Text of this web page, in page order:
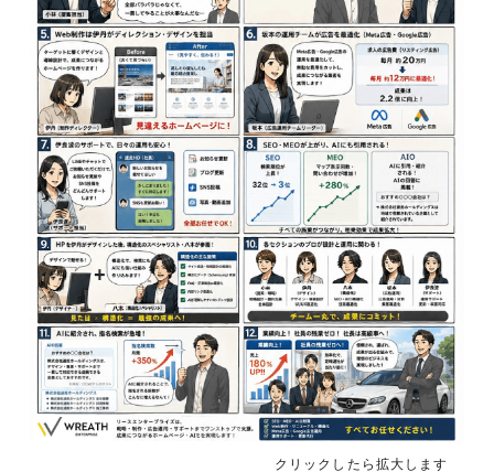
クリックしたら拡大します